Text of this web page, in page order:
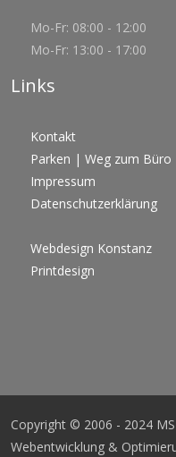
Mo-Fr: 08:00 - 12:00
Mo-Fr: 13:00 - 17:00
Links
Kontakt
Parken | Weg zum Büro
Impressum
Datenschutzerklärung
Webdesign Konstanz
Printdesign
Copyright © 2006 - 2024
Webentwicklung &